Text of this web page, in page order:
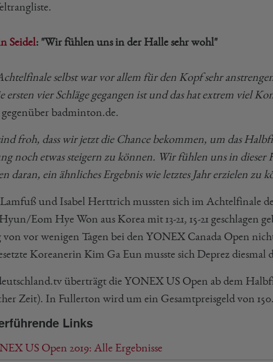
Seidel: "Wir fühlen uns in der Halle sehr wohl"
selbst war vor allem für den Kopf sehr
ersten vier Schläge gegangen ist und das hat extrem viel
gegenüber badminton.de.
froh, dass wir jetzt die Chance bekommen, um das
noch etwas steigern zu können. Wir fühlen uns in dieser
daran, ein ähnliches Ergebnis wie letztes Jahr erzielen zu
und Isabel Herttrich mussten sich im Achtelfinale
Eom Hye Won aus Korea mit 13-21, 15-21 geschlagen
von vor wenigen Tagen bei den YONEX Canada Open
Koreanerin Kim Ga Eun musste sich Deprez diesmal
überträgt die YONEX US Open ab dem
Zeit). In Fullerton wird um ein Gesamtpreisgeld von
Links
US Open 2019: Alle Ergebnisse